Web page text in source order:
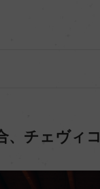
、チェヴィコ